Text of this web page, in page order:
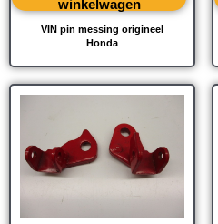
VIN pin messing origineel
Honda
winkelwagen